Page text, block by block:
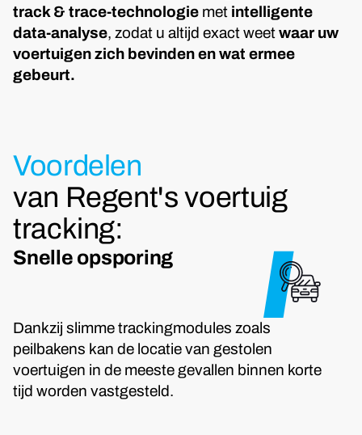
track & trace-technologie met intelligente
data-analyse, zodat u altijd exact weetwaar uw
voertuigen zich bevinden en wat ermee
gebeurt.
Voordelen
van Regent's voertuig
tracking:
Snelle opsporing
Dankzij slimme trackingmodules zoals
peilbakens kan de locatie van gestolen
voertuigen in de meeste gevallen binnen korte
tijd worden vastgesteld.